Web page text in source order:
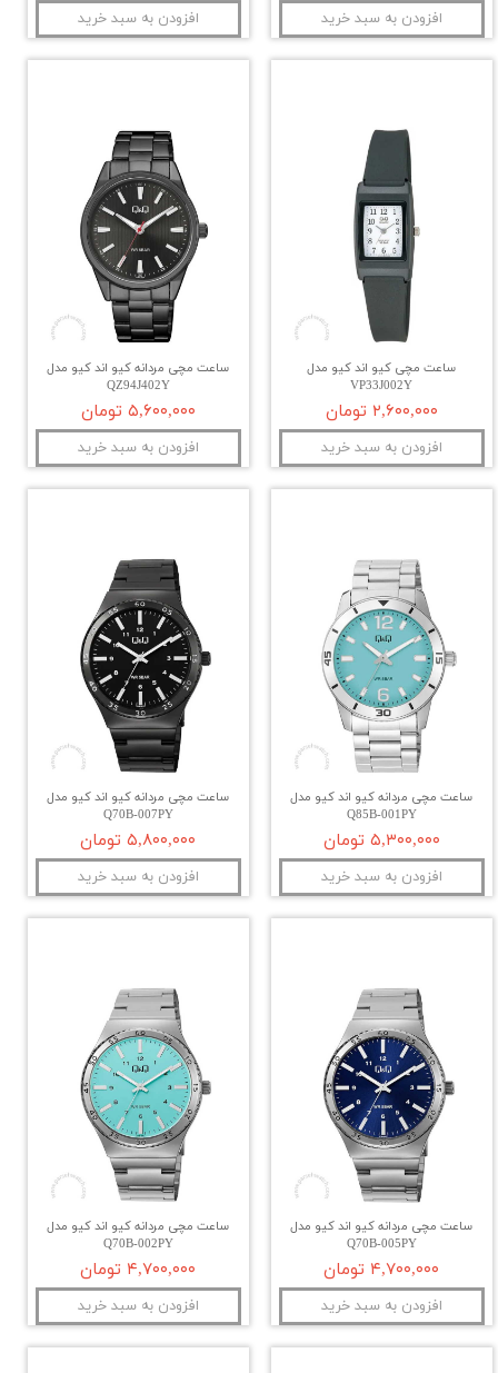
افزودن به سبد خرید افزودن به سبد خرید
ساعت مچی کیو اند کیو مدل
VP33J002Y
۲,۶۰۰,۰۰۰ تومان
افزودن به سبد خرید
ساعت مچی مردانه کیو اند کیو مدل
QZ94J402Y
۵,۶۰۰,۰۰۰ تومان
افزودن به سبد خرید
ساعت مچی مردانه کیو اند کیو مدل
Q85B-001PY
۵,۳۰۰,۰۰۰ تومان
افزودن به سبد خرید
ساعت مچی مردانه کیو اند کیو مدل
Q70B-007PY
۵,۸۰۰,۰۰۰ تومان
افزودن به سبد خرید
ساعت مچی مردانه کیو اند کیو مدل
Q70B-005PY
۴,۷۰۰,۰۰۰ تومان
افزودن به سبد خرید
ساعت مچی مردانه کیو اند کیو مدل
Q70B-002PY
۴,۷۰۰,۰۰۰ تومان
افزودن به سبد خرید